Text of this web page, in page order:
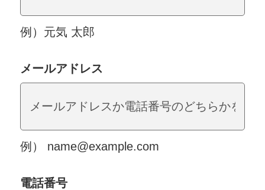
例）元気 太郎
メールアドレス
例） name@example.com
電話番号